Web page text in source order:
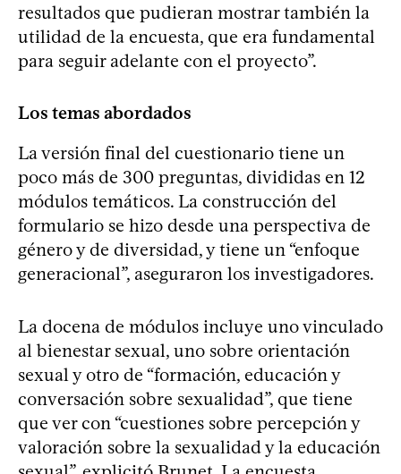
resultados que pudieran mostrar también la
utilidad de la encuesta, que era fundamental
para seguir adelante con el proyecto”.
Los temas abordados
La versión final del cuestionario tiene un
poco más de 300 preguntas, divididas en 12
módulos temáticos. La construcción del
formulario se hizo desde una perspectiva de
género y de diversidad, y tiene un “enfoque
generacional”, aseguraron los investigadores.
La docena de módulos incluye uno vinculado
al bienestar sexual, uno sobre orientación
sexual y otro de “formación, educación y
conversación sobre sexualidad”, que tiene
que ver con “cuestiones sobre percepción y
valoración sobre la sexualidad y la educación